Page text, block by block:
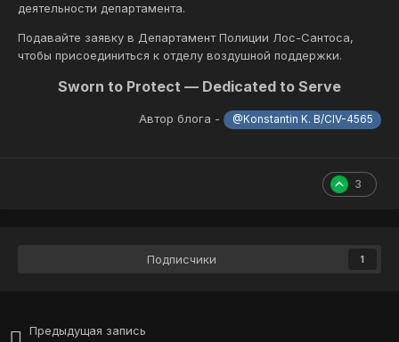
деятельности департамента.
Подавайте заявку в Департамент Полиции Лос-Сантоса,
чтобы присоединиться к отделу воздушной поддержки.
Sworn to Protect — Dedicated to Serve
Автор блога - @Konstantin K. B/CIV-4565
3
Подписчики 1
Предыдущая запись